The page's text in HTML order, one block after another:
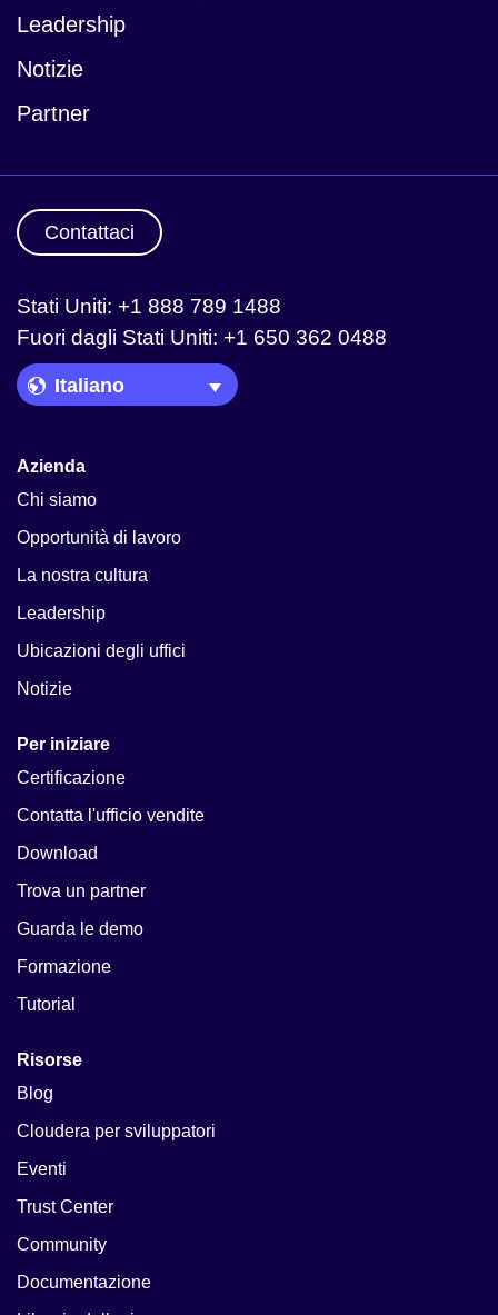
Leadership
Notizie
Partner
Contattaci
Stati Uniti: +1 888 789 1488
Fuori dagli Stati Uniti: +1 650 362 0488
Language Picker
Azienda
Chi siamo
Opportunità di lavoro
La nostra cultura
Leadership
Ubicazioni degli uffici
Notizie
Per iniziare
Certificazione
Contatta l'ufficio vendite
Download
Trova un partner
Guarda le demo
Formazione
Tutorial
Risorse
Blog
Cloudera per sviluppatori
Eventi
Trust Center
Community
Documentazione